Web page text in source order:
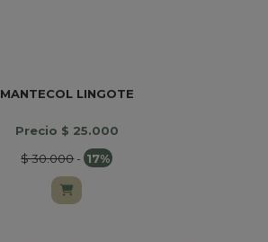
MANTECOL LINGOTE
Precio $ 25.000
$ 30.000- 17%